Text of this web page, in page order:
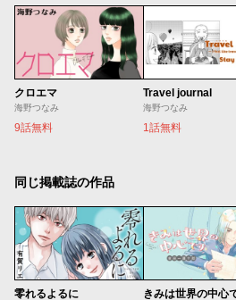
クロエマ
海野つなみ
9話無料
Travel journal
海野つなみ
1話無料
同じ掲載誌の作品
零れるよるに きみは世界の中心